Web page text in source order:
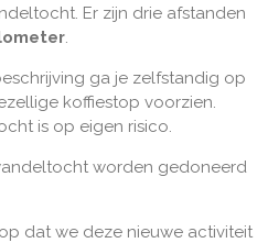
Er zijn drie afstanden
.
ga je zelfstandig op
koffiestop voorzien.
is op eigen risico.
worden gedoneerd
dat we deze nieuwe activiteit